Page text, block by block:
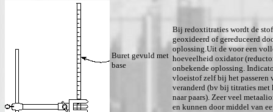
Buret gevuld met
base
Bij redoxtitraties wordt de
geoxideerd of gereduceerd
oplossing.Uit de voor een
hoeveelheid oxidator
onbekende oplossing.
vloeistof zelf bij het
veranderd (bv bij titraties
naar paars). Zeer veel
en kunnen door middel van